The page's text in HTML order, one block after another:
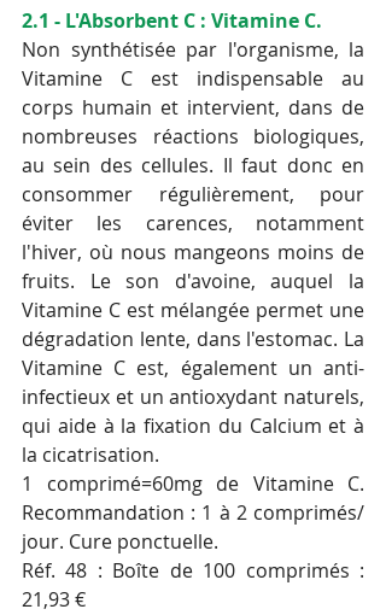
2.1 - L'Absorbent C : Vitamine C.
Non synthétisée par l'organisme, la
Vitamine C est indispensable au
corps humain et intervient, dans de
nombreuses réactions biologiques,
au sein des cellules. Il faut donc en
consommer régulièrement, pour
éviter les carences, notamment
l'hiver, où nous mangeons moins de
fruits. Le son d'avoine, auquel la
Vitamine C est mélangée permet une
dégradation lente, dans l'estomac. La
Vitamine C est, également un anti-
infectieux et un antioxydant naturels,
qui aide à la fixation du Calcium et à
la cicatrisation.
1 comprimé=60mg de Vitamine C.
Recommandation : 1 à 2 comprimés/
jour. Cure ponctuelle.
Réf. 48 : Boîte de 100 comprimés :
21,93 €